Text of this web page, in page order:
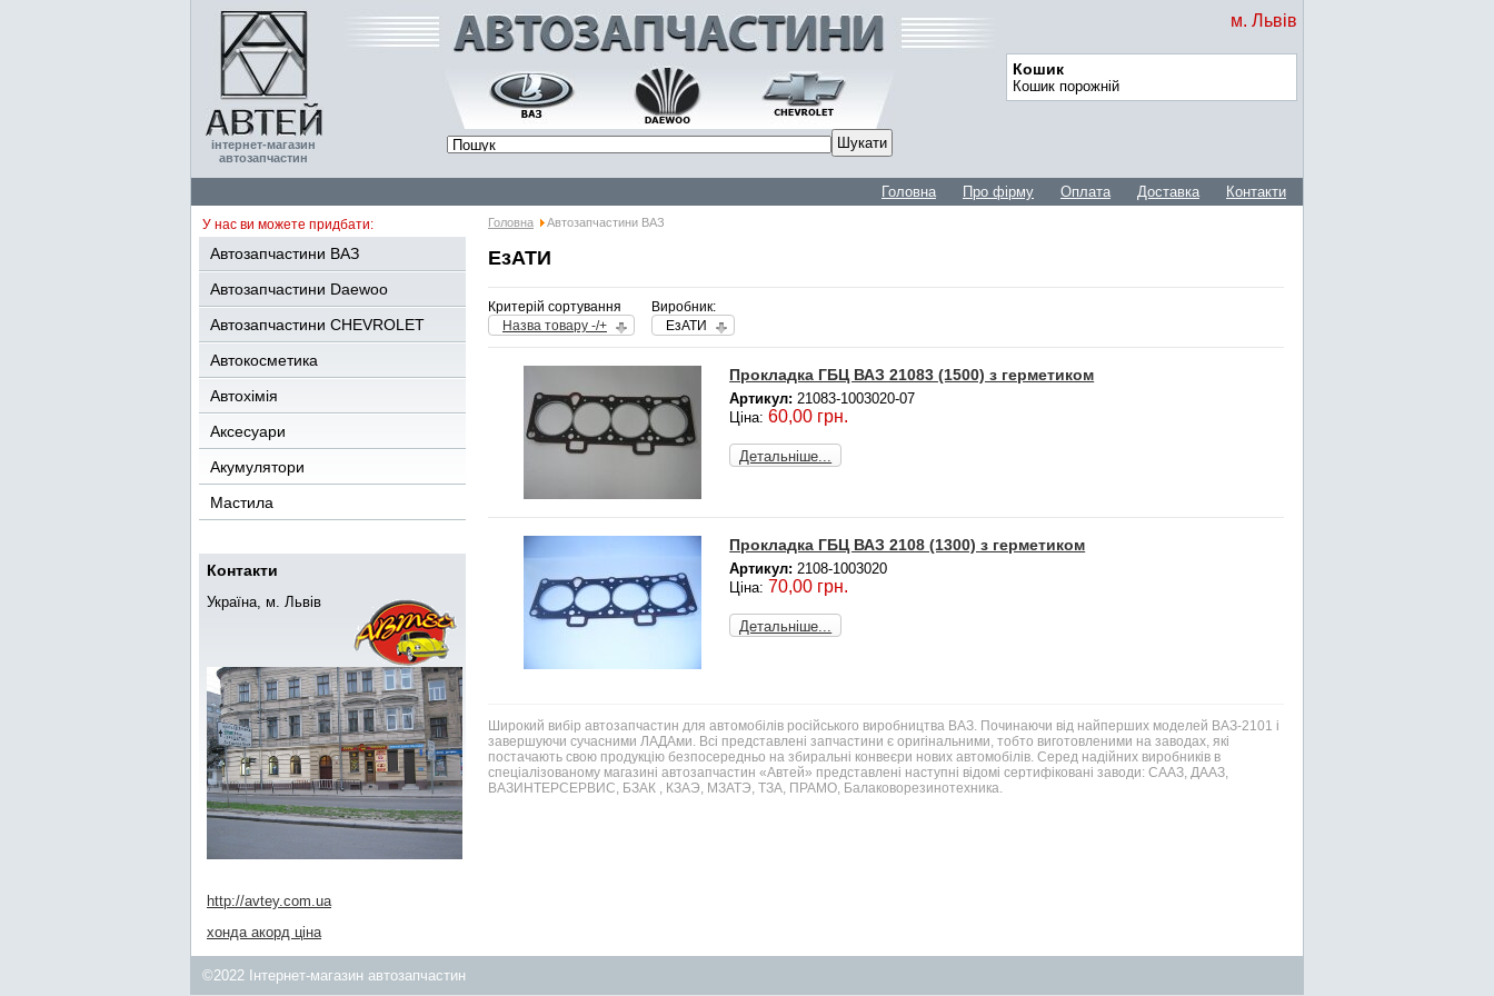
інтернет-магазин
автозапчастин
м. Львів
Кошик
Кошик порожній
Головна Про фірму Оплата Доставка Контакти
У нас ви можете придбати:
Автозапчастини ВАЗ
Автозапчастини Daewoo
Автозапчастини CHEVROLET
Автокосметика
Автохімія
Аксесуари
Акумулятори
Мастила
Контакти
Україна, м. Львів
http://avtey.com.ua
хонда акорд ціна
Головна Автозапчастини ВАЗ
ЕзАТИ
Критерій сортування
Назва товару -/+
Виробник:
ЕзАТИ
Прокладка ГБЦ ВАЗ 21083 (1500) з герметиком
Артикул: 21083-1003020-07
Ціна:60,00 грн.
Детальніше...
Прокладка ГБЦ ВАЗ 2108 (1300) з герметиком
Артикул: 2108-1003020
Ціна: 70,00 грн.
Детальніше...
Широкий вибір автозапчастин для автомобілів російського виробництва ВАЗ. Починаючи від найперших моделей ВАЗ-2101 і
завершуючи сучасними ЛАДАми. Всі представлені запчастини є оригінальними, тобто виготовленими на заводах, які
постачають свою продукцію безпосередньо на збиральні конвеєри нових автомобілів. Серед надійних виробників в
спеціалізованому магазині автозапчастин «Автей» представлені наступні відомі сертифіковані заводи: СААЗ, ДААЗ,
ВАЗИНТЕРСЕРВИС, БЗАК , КЗАЭ, МЗАТЭ, ТЗА, ПРАМО, Балаковорезинотехника.
©2022 Інтернет-магазин автозапчастин